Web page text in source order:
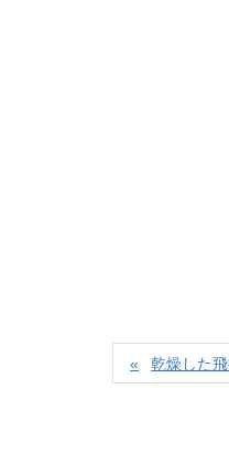
乾燥した